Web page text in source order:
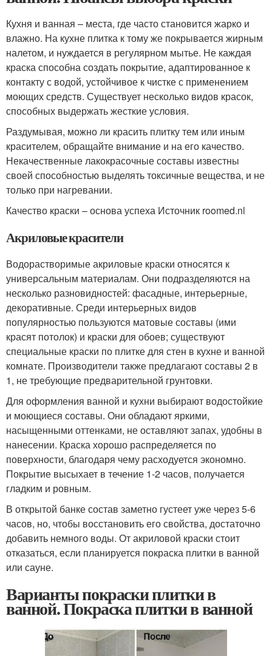
Кухня и ванная – места, где часто становится жарко и
влажно. На кухне плитка к тому же покрывается жирным
налетом, и нуждается в регулярном мытье. Не каждая
краска способна создать покрытие, адаптированное к
контакту с водой, устойчивое к чистке с применением
моющих средств. Существует несколько видов красок,
способных выдержать жесткие условия.
Раздумывая, можно ли красить плитку тем или иным
красителем, обращайте внимание и на его качество.
Некачественные лакокрасочные составы известны
своей способностью выделять токсичные вещества, и не
только при нагревании.
Качество краски – основа успеха Источник roomed.nl
Акриловые красители
Водорастворимые акриловые краски относятся к
универсальным материалам. Они подразделяются на
несколько разновидностей: фасадные, интерьерные,
декоративные. Среди интерьерных видов
популярностью пользуются матовые составы (ими
красят потолок) и краски для обоев; существуют
специальные краски по плитке для стен в кухне и ванной
комнате. Производители также предлагают составы 2 в
1, не требующие предварительной грунтовки.
Для оформления ванной и кухни выбирают водостойкие
и моющиеся составы. Они обладают яркими,
насыщенными оттенками, не оставляют запах, удобны в
нанесении. Краска хорошо распределяется по
поверхности, благодаря чему расходуется экономно.
Покрытие высыхает в течение 1-2 часов, получается
гладким и ровным.
В открытой банке состав заметно густеет уже через 5-6
часов, но, чтобы восстановить его свойства, достаточно
добавить немного воды. От акриловой краски стоит
отказаться, если планируется покраска плитки в ванной
или сауне.
Варианты покраски плитки в
ванной. Покраска плитки в ванной